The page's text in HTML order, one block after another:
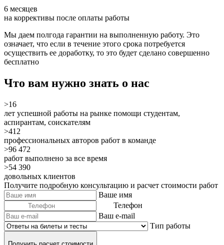
6 месяцев
на коррективы после оплаты работы
Мы даем полгода гарантии на выполненную работу. Это
означает, что если в течение этого срока потребуется
осуществить ее доработку, то это будет сделано совершенно
бесплатно
Что вам нужно знать о нас
>16
лет успешной работы на рынке помощи студентам,
аспирантам, соискателям
>412
профессиональных авторов работ в команде
>96 472
работ выполнено за все время
>54 390
довольных клиентов
Получите подробную консультацию и расчет стоимости работ
Ваше имя
Телефон
Ваш e-mail
Тип работы